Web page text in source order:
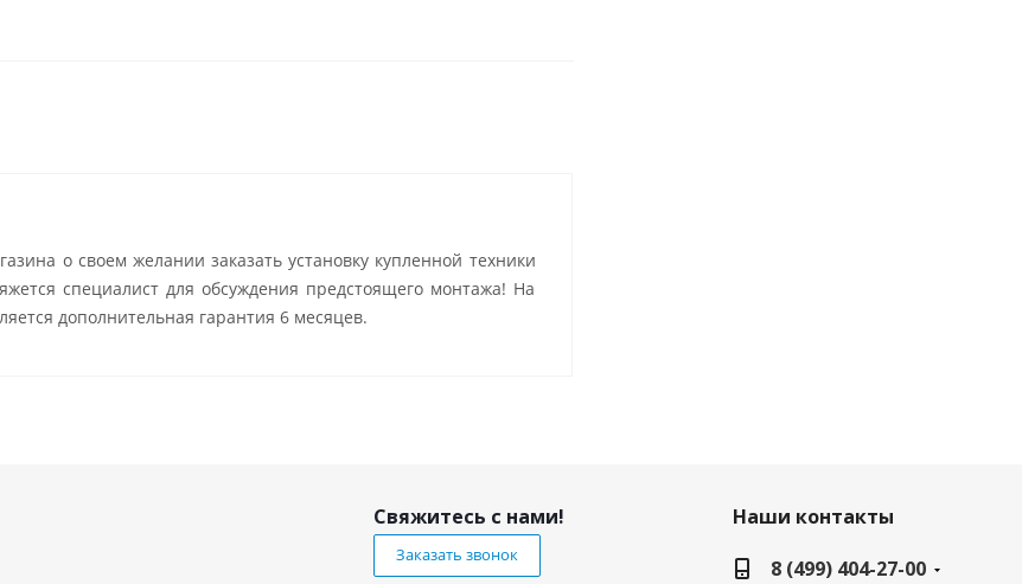
о своем желании заказать установку купленной техники
специалист для обсуждения предстоящего монтажа! На
дополнительная гарантия 6 месяцев.
Свяжитесь с нами!
Заказать звонок
Наши контакты
8 (499) 404-27-00